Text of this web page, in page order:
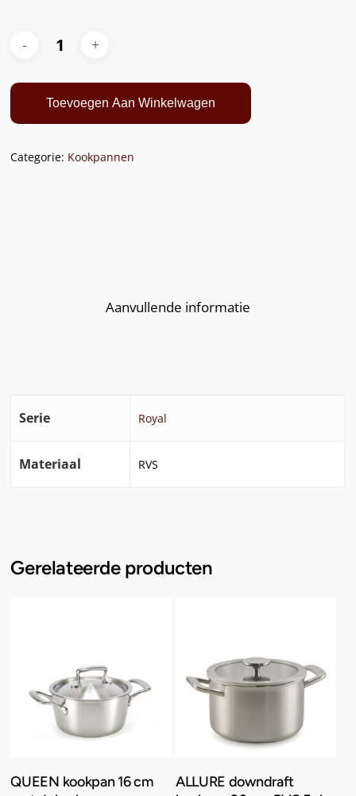
Toevoegen Aan Winkelwagen
Categorie: Kookpannen
Aanvullende informatie
Serie Royal
Materiaal RVS
Gerelateerde producten
Toevoegen Aan
Winkelwagen
QUEEN kookpan 16 cm
Toevoegen Aan
Winkelwagen
ALLURE downdraft